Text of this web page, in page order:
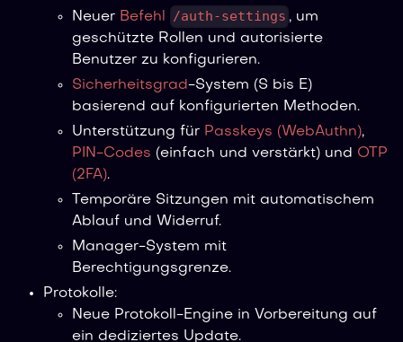
Neuer Befehl /auth-settings , um
geschützte Rollen und autorisierte
Benutzer zu konfigurieren.
Sicherheitsgrad-System (S bis E)
basierend auf konfigurierten Methoden.
Unterstützung für Passkeys (WebAuthn),
PIN-Codes (einfach und verstärkt) und OTP
(2FA).
Temporäre Sitzungen mit automatischem
Ablauf und Widerruf.
Manager-System mit
Berechtigungsgrenze.
Protokolle:
Neue Protokoll-Engine in Vorbereitung auf
ein dediziertes Update.